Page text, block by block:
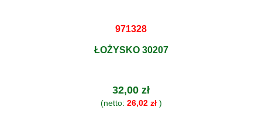
971328
ŁOŻYSKO 30207
32,00 zł
(netto: 26,02 zł)